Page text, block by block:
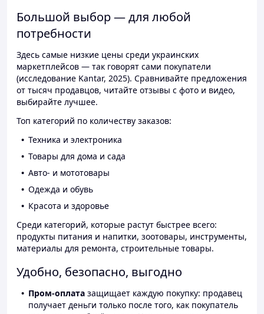
Большой выбор — для любой
потребности
Здесь самые низкие цены среди украинских
маркетплейсов — так говорят сами покупатели
(исследование Kantar, 2025). Сравнивайте предложения
от тысяч продавцов, читайте отзывы с фото и видео,
выбирайте лучшее.
Топ категорий по количеству заказов:
Техника и электроника
Товары для дома и сада
Авто- и мототовары
Одежда и обувь
Красота и здоровье
Среди категорий, которые растут быстрее всего:
продукты питания и напитки, зоотовары, инструменты,
материалы для ремонта, строительные товары.
Удобно, безопасно, выгодно
Пром-оплата защищает каждую покупку: продавец
получает деньги только после того, как покупатель